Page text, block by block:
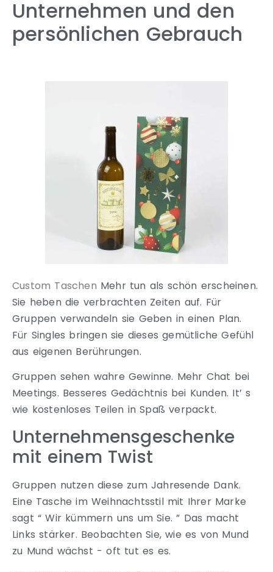
Unternehmen und den
persönlichen Gebrauch
Custom Taschen Mehr tun als schön erscheinen.
Sie heben die verbrachten Zeiten auf. Für
Gruppen verwandeln sie Geben in einen Plan.
Für Singles bringen sie dieses gemütliche Gefühl
aus eigenen Berührungen.
Gruppen sehen wahre Gewinne. Mehr Chat bei
Meetings. Besseres Gedächtnis bei Kunden. It’ s
wie kostenloses Teilen in Spaß verpackt.
Unternehmensgeschenke
mit einem Twist
Gruppen nutzen diese zum Jahresende Dank.
Eine Tasche im Weihnachtsstil mit Ihrer Marke
sagt “ Wir kümmern uns um Sie. ” Das macht
Links stärker. Beobachten Sie, wie es von Mund
zu Mund wächst - oft tut es es.